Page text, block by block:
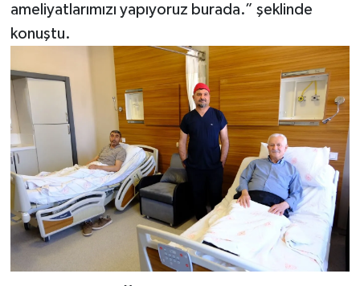
ameliyatlarımızı yapıyoruz burada.” şeklinde
konuştu.